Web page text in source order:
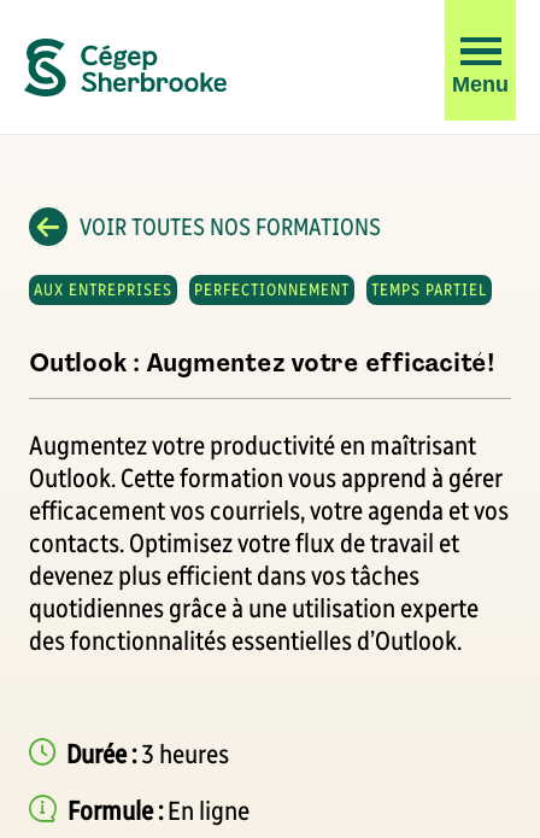
la
Menu
VOIR TOUTES NOS FORMATIONS
AUX ENTREPRISES PERFECTIONNEMENT TEMPS PARTIEL
Outlook : Augmentez votre efficacité!
Augmentez votre productivité en maîtrisant
Outlook. Cette formation vous apprend à gérer
efficacement vos courriels, votre agenda et vos
contacts. Optimisez votre flux de travail et
devenez plus efficient dans vos tâches
quotidiennes grâce à une utilisation experte
des fonctionnalités essentielles d’Outlook.
Durée :3 heures
Formule :En ligne